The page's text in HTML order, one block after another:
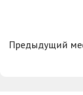
Предыдущий